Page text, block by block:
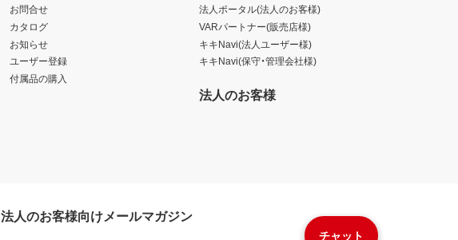
チャット
お問合せ
カタログ
お知らせ
ユーザー登録
付属品の購入
法人ポータル(法人のお客様)
VARパートナー(販売店様)
キキNavi(法人ユーザー様)
キキNavi(保守・管理会社様)
法人のお客様
法人のお客様向けメールマガジン